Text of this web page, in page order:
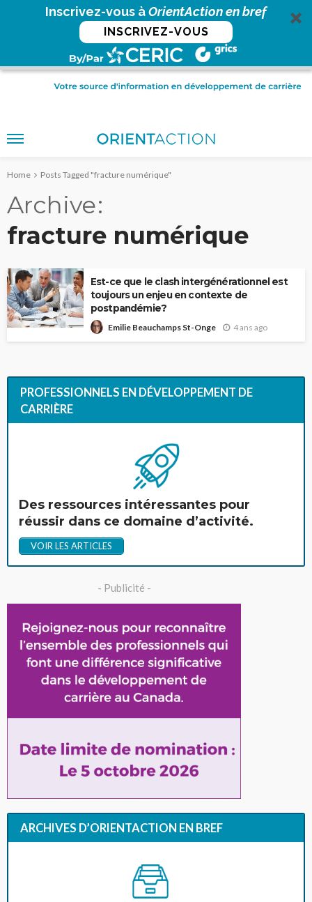
Inscrivez-vous àOrientAction en bref
INSCRIVEZ-VOUS
Home Posts Tagged "fracture numérique"
Archive
fracture numérique
Est-ce que le clash intergénérationnel est
toujours un enjeu en contexte de
postpandémie?
Emilie Beauchamps St-Onge 4 ans ago
PROFESSIONNELS EN DÉVELOPPEMENT DE
CARRIÈRE
Des ressources intéressantes pour
réussir dans ce domaine d’activité.
VOIR LES ARTICLES
- Publicité -
ARCHIVES D’ORIENTACTION EN BREF